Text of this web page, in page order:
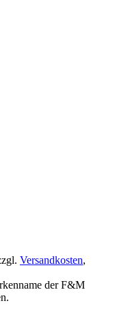
Versandkosten,
der F&M